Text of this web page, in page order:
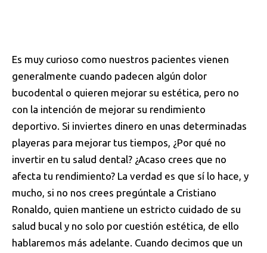
Es muy curioso como nuestros pacientes vienen
generalmente cuando padecen algún dolor
bucodental o quieren mejorar su estética, pero no
con la intención de mejorar su rendimiento
deportivo. Si inviertes dinero en unas determinadas
playeras para mejorar tus tiempos, ¿Por qué no
invertir en tu salud dental? ¿Acaso crees que no
afecta tu rendimiento? La verdad es que sí lo hace, y
mucho, si no nos crees pregúntale a Cristiano
Ronaldo, quien mantiene un estricto cuidado de su
salud bucal y no solo por cuestión estética, de ello
hablaremos más adelante. Cuando decimos que un